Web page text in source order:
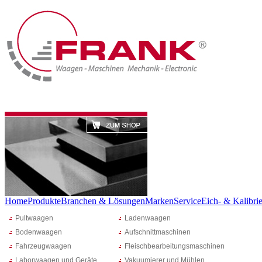
HomeProdukteBranchen & LösungenMarkenServiceEich- &
Pultwaagen
Bodenwaagen
Fahrzeugwaagen
Laborwaagen und Geräte
Ladenwaagen
Aufschnittmaschinen
Fleischbearbeitungsmaschinen
Vakuumierer und Mühlen